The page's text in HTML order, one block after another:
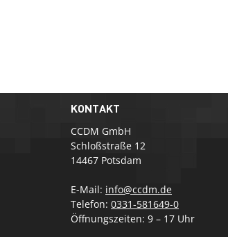
KONTAKT
CCDM GmbH
Schloßstraße 12
14467 Potsdam
E-Mail: info@ccdm.de
Telefon: 0331-581649-0
Öffnungszeiten: 9 – 17 Uhr